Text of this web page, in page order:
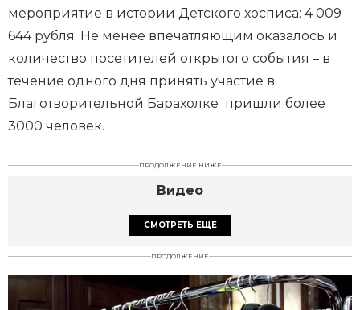
мероприятие в истории Детского хосписа: 4 009
644 рубля. Не менее впечатляющим оказалось и
количество посетителей открытого события – в
течение одного дня принять участие в
Благотворительной Барахолке пришли более
3000 человек.
ПРОДОЛЖЕНИЕ НИЖЕ
Видео
СМОТРЕТЬ ЕЩЕ
ПРОДОЛЖЕНИЕ